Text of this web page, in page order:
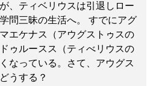
、ティベリウスは引退しロー
問三昧の生活へ。 すでにアグ
エケナス（アウグストゥスの
ゥルースス（ティべリウスの
なっている。さて、アウグス
うする？